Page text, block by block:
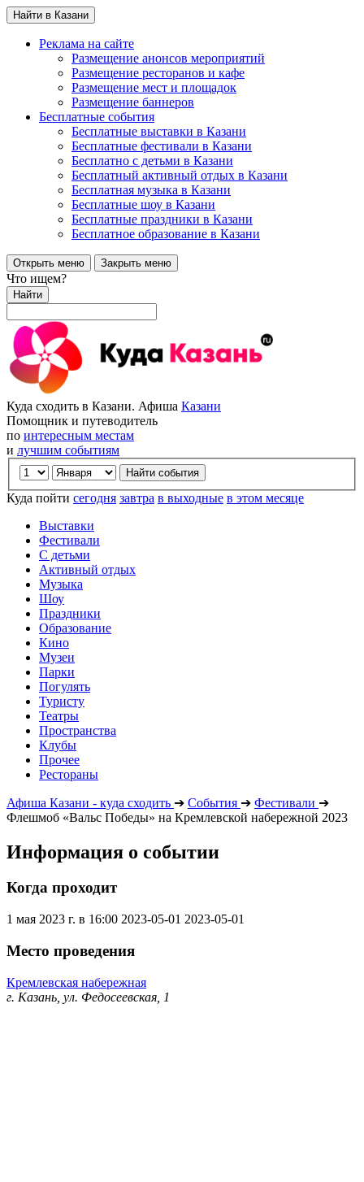
Найти в Казани
Реклама на сайте
Размещение анонсов мероприятий
Размещение ресторанов и кафе
Размещение мест и площадок
Размещение баннеров
Бесплатные события
Бесплатные выставки в Казани
Бесплатные фестивали в Казани
Бесплатно с детьми в Казани
Бесплатный активный отдых в Казани
Бесплатная музыка в Казани
Бесплатные шоу в Казани
Бесплатные праздники в Казани
Бесплатное образование в Казани
Открыть меню Закрыть меню
Что ищем?
Найти
Куда сходить в Казани. Афиша Казани
Помощник и путеводитель
по интересным местам
и лучшим событиям
Куда пойти сегодня завтра в выходные в этом месяце
Выставки
Фестивали
С детьми
Активный отдых
Музыка
Шоу
Праздники
Образование
Кино
Музеи
Парки
Погулять
Туристу
Театры
Пространства
Клубы
Прочее
Рестораны
Афиша Казани - куда сходить ➔ События ➔ Фестивали ➔
Флешмоб «Вальс Победы» на Кремлевской набережной 2023
Информация о событии
Когда проходит
1 мая 2023 г. в 16:00 2023-05-01 2023-05-01
Место проведения
Кремлевская набережная
г. Казань, ул. Федосеевская, 1